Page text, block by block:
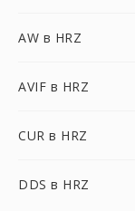
AW в HRZ
AVIF в HRZ
CUR в HRZ
DDS в HRZ